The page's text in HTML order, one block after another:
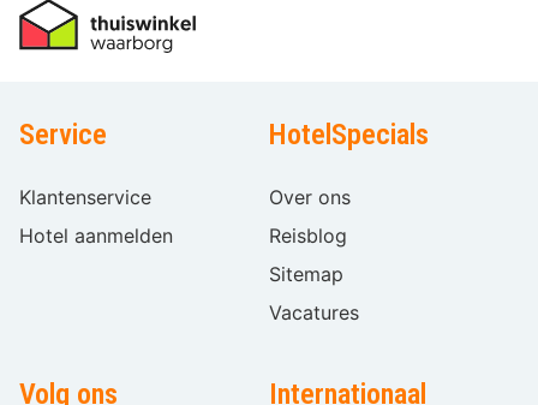
Service
Klantenservice
Hotel aanmelden
HotelSpecials
Over ons
Reisblog
Sitemap
Vacatures
Volg ons Internationaal